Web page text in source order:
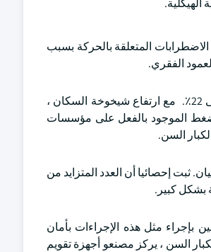
المتعلقة بالحركة بسبب
الفقري.
بين عامي 2015 و 2050 ، ستتضاعف نسبة سكان العالم الذين تزيد أعمارهم عن 60 عاما تقريبا من 12٪ إلى 22٪. مع ارتفاع شيخوخة السكان ،
الضغط الموجود بالفعل على مؤسسات
السن.
ثبت إحصائيا أن العدد المتزايد من
بشكل كبير.
مثل هذه الإجراءات بأمان
السن ، يركز مصنعو أجهزة تقويم